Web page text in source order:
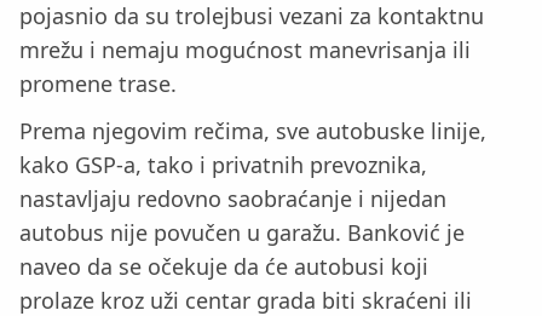
pojasnio da su trolejbusi vezani za kontaktnu
mrežu i nemaju mogućnost manevrisanja ili
promene trase.
Prema njegovim rečima, sve autobuske linije,
kako GSP-a, tako i privatnih prevoznika,
nastavljaju redovno saobraćanje i nijedan
autobus nije povučen u garažu. Banković je
naveo da se očekuje da će autobusi koji
prolaze kroz uži centar grada biti skraćeni ili